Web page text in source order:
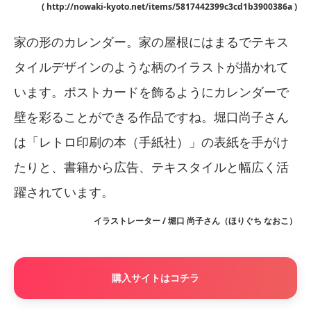
( http://nowaki-kyoto.net/items/5817442399c3cd1b3900386a )
家の形のカレンダー。家の屋根にはまるでテキス
タイルデザインのような柄のイラストが描かれて
います。ポストカードを飾るようにカレンダーで
壁を彩ることができる作品ですね。堀口尚子さん
は「レトロ印刷の本（手紙社）」の表紙を手がけ
たりと、書籍から広告、テキスタイルと幅広く活
躍されています。
イラストレーター / 堀口 尚子さん（ほりぐち なおこ）
購入サイトはコチラ